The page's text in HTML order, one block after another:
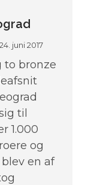
24. juni 2017
to bronze
til
1.000
og
en af